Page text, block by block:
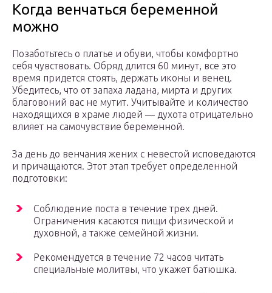
Когда венчаться беременной
можно
Позаботьтесь о платье и обуви, чтобы комфортно
себя чувствовать. Обряд длится 60 минут, все это
время придется стоять, держать иконы и венец.
Убедитесь, что от запаха ладана, мирта и других
благовоний вас не мутит. Учитывайте и количество
находящихся в храме людей — духота отрицательно
влияет на самочувствие беременной.
За день до венчания жених с невестой исповедаются
и причащаются. Этот этап требует определенной
подготовки:
Соблюдение поста в течение трех дней.
Ограничения касаются пищи физической и
духовной, а также семейной жизни.
Рекомендуется в течение 72 часов читать
специальные молитвы, что укажет батюшка.